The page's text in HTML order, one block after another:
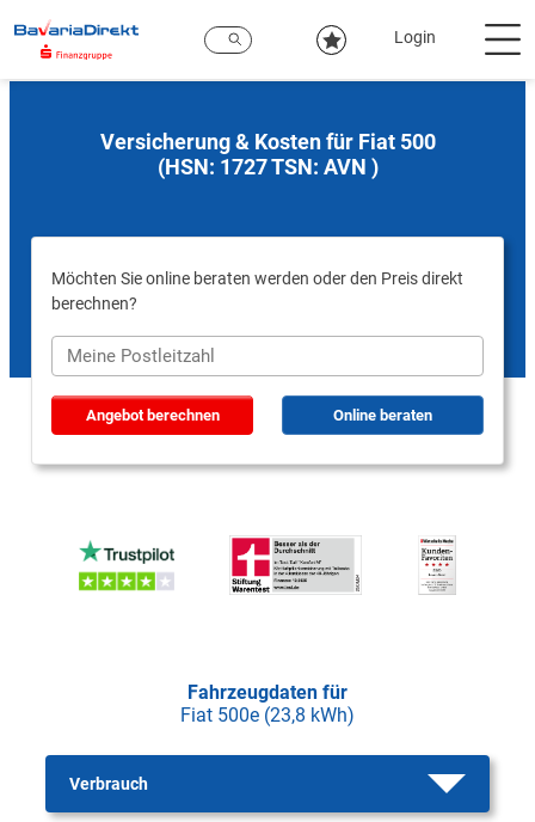
Hauptinhalt
Login
Versicherung & Kosten für Fiat 500
(HSN: 1727 TSN: AVN )
Möchten Sie online beraten werden oder den Preis direkt
berechnen?
Angebot berechnen Online beraten
Fahrzeugdaten für
Fiat 500e (23,8 kWh)
Verbrauch